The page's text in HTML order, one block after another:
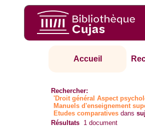
Accueil
Rechercher:
'Droit général Aspect
Manuels d'enseignement
Etudes comparatives dans
Résultats 1 document